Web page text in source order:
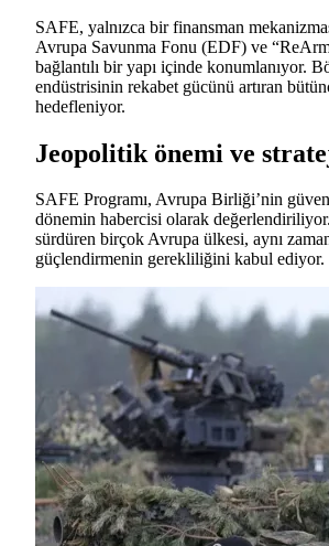
SAFE, yalnızca bir finansman
Avrupa Savunma Fonu (EDF) ve
bağlantılı bir yapı içinde konumlanıyor.
endüstrisinin rekabet gücünü artıran
hedefleniyor.
Jeopolitik önemi ve
SAFE Programı, Avrupa Birliği’nin
dönemin habercisi olarak
sürdüren birçok Avrupa ülkesi, aynı
güçlendirmenin gerekliliğini kabul ediyor.